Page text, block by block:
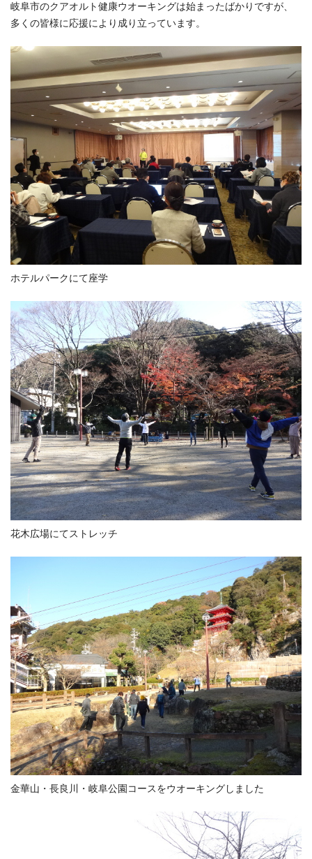
岐阜市のクアオルト健康ウオーキングは始まったばかりですが、
多くの皆様に応援により成り立っています。
ホテルパークにて座学
花木広場にてストレッチ
金華山・長良川・岐阜公園コースをウオーキングしました